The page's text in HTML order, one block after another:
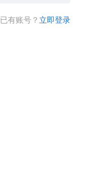
已有账号？ 立即登录